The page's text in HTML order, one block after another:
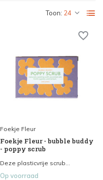
Toon:
Foekje Fleur
Foekje Fleur - bubble buddy
- poppy scrub
Deze plasticvrije scrub...
Op voorraad